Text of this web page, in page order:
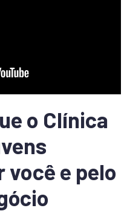
o Clínica
você e pelo